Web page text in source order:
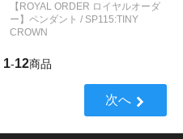
【ROYAL ORDER ロイヤルオーダ
ー】ペンダント / SP115:TINY
CROWN
1-12商品
次へ